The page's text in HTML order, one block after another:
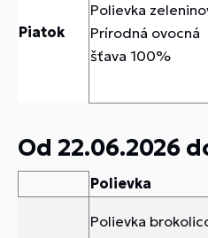
Piatok
Polievka
Prírodná ovocná
šťava 100%
Od 22.06.2026
Polievka
Polievka